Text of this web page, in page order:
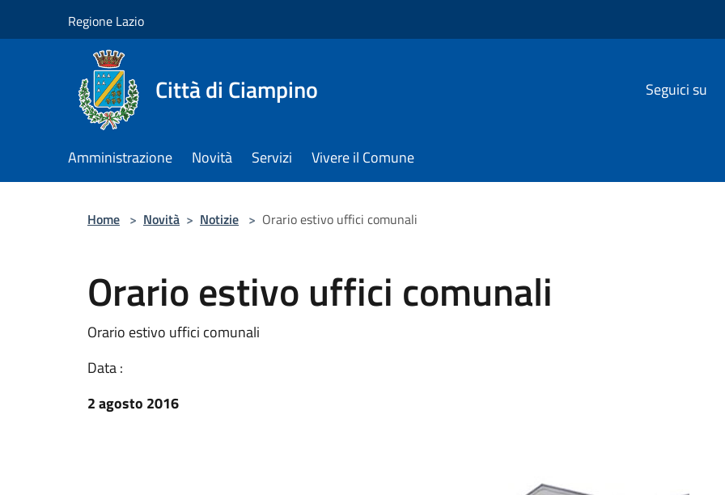
Regione Lazio
Città di Ciampino Seguici su
Amministrazione Novità Servizi Vivere il Comune
Home > Novità > Notizie > Orario estivo uffici comunali
Orario estivo uffici comunali
Orario estivo uffici comunali
Data :
2 agosto 2016